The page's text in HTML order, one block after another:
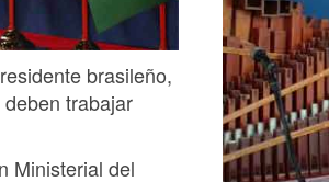
brasileño,
trabajar
Ministerial del